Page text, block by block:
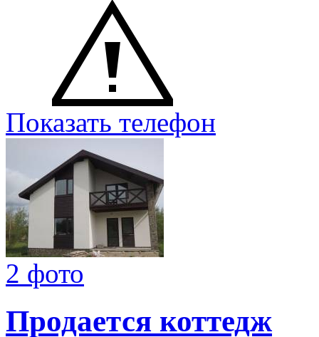
Показать телефон
2 фото
Продается коттедж